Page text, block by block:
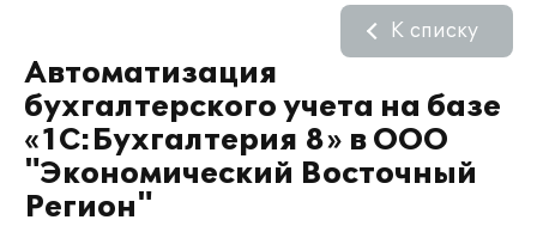
Автоматизация
бухгалтерского учета на базе
«1С:Бухгалтерия 8» в ООО
"Экономический Восточный
Регион"
К списку